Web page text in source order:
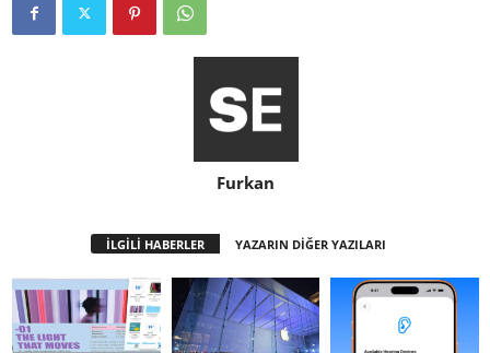
Furkan
İLGİLİ HABERLER YAZARIN DİĞER YAZILARI